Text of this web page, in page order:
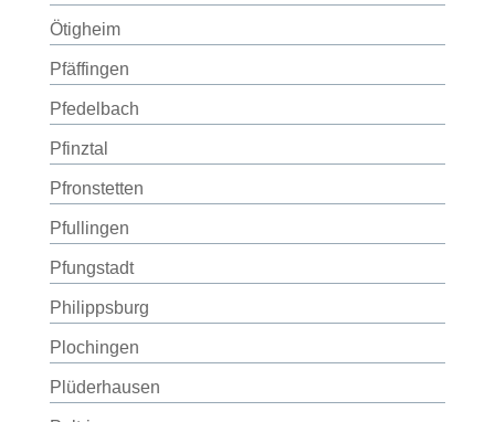
Ötigheim
Pfäffingen
Pfedelbach
Pfinztal
Pfronstetten
Pfullingen
Pfungstadt
Philippsburg
Plochingen
Plüderhausen